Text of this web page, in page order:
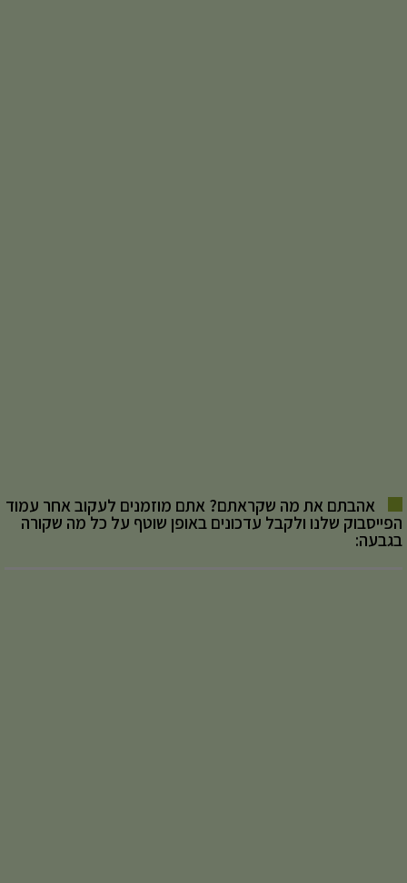
אהבתם את מה שקראתם? אתם מוזמנים לעקוב אחר עמוד
הפייסבוק שלנו ולקבל עדכונים באופן שוטף על כל מה שקורה
בגבעה: